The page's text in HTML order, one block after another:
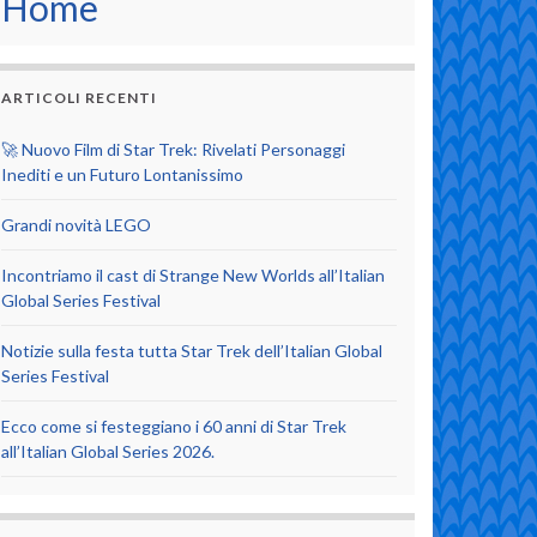
ARTICOLI RECENTI
🚀 Nuovo Film di Star Trek: Rivelati Personaggi
Inediti e un Futuro Lontanissimo
Grandi novità LEGO
Incontriamo il cast di Strange New Worlds all’Italian
Global Series Festival
Notizie sulla festa tutta Star Trek dell’Italian Global
Series Festival
Ecco come si festeggiano i 60 anni di Star Trek
all’Italian Global Series 2026.